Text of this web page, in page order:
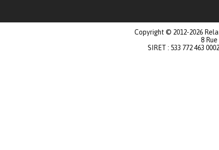
Copyright © 2012-2026
8
SIRET : 533 772 463